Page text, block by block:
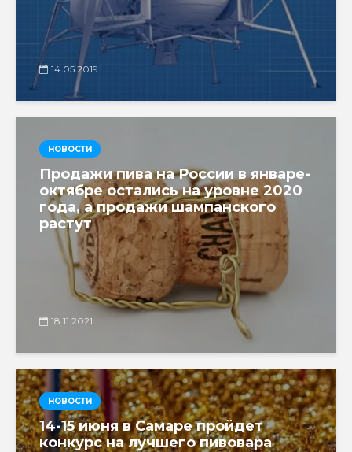
14.05.2019
НОВОСТИ
Продажи пива на России в январе-
октябре остались на уровне 2020
года, а продажи шампанского
растут
18.11.2021
НОВОСТИ
14-15 июня в Самаре пройдет
конкурс на лучшего пивовара